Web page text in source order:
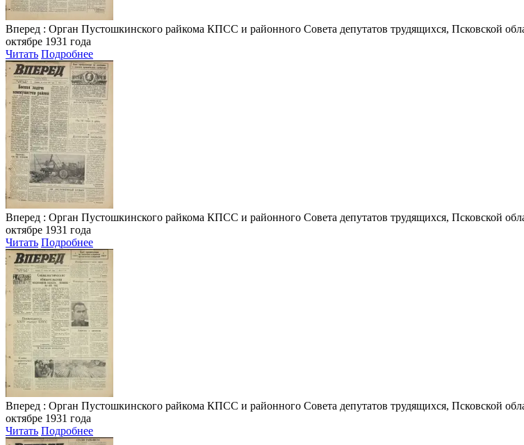
Вперед : Орган Пустошкинского райкома КПСС и районного Совета депутатов трудящихся, Псковской
октябре 1931 года
Читать Подробнее
Вперед : Орган Пустошкинского райкома КПСС и районного Совета депутатов трудящихся, Псковской
октябре 1931 года
Читать Подробнее
Вперед : Орган Пустошкинского райкома КПСС и районного Совета депутатов трудящихся, Псковской
октябре 1931 года
Читать Подробнее